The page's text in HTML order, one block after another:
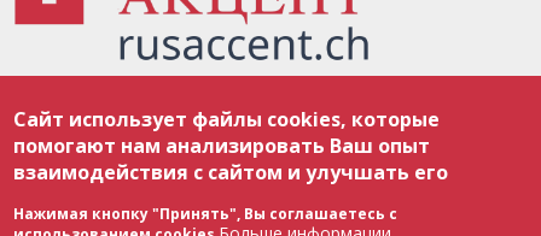
соответствии с законодательством Швейцарии об авторском праве и
международными соглашениями. Полное или частичное использование
материалов возможно только с разрешения редакции. В случае полного
или частичного воспроизведения материалов сайта rusaccent.ch,
ОБЯЗАТЕЛЬНА АКТИВНАЯ ГИПЕРССЫЛКА на конкретный заимствованный
текст. Фотоизображения, размещенные редакцией rusaccent.ch, являются
ее исключительной собственностью. Полное или частичное
Сайт использует файлы cookies, которые
помогают нам анализировать Ваш опыт
взаимодействия с сайтом и улучшать его
Нажимая кнопку "Принять", Вы соглашаетесь с